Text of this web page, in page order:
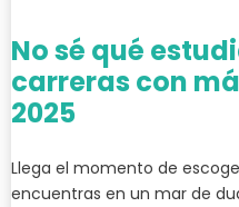
No sé qué
carreras con
2025
Llega el momento de
encuentras en un mar de